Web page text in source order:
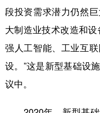
段投资需求潜力仍然
大制造业技术改造和
强人工智能、工业互
设。”这是新型基础设
议中。